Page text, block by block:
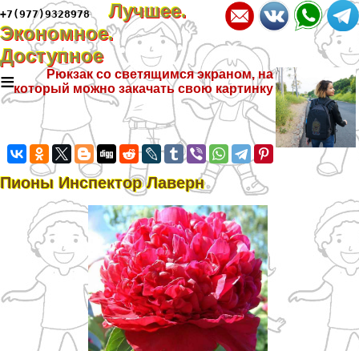
+7(977)9328978
Лучшее.
Экономное.
Доступное
≡
Рюкзак со светящимся экраном, на
который можно закачать свою картинку
Пионы Инспектор Лаверн